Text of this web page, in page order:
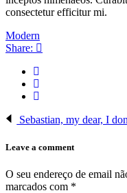
consectetur efficitur mi.
Modern
Share:
Sebastian, my dear, I
Leave a comment
O seu endereço de email
marcados com *